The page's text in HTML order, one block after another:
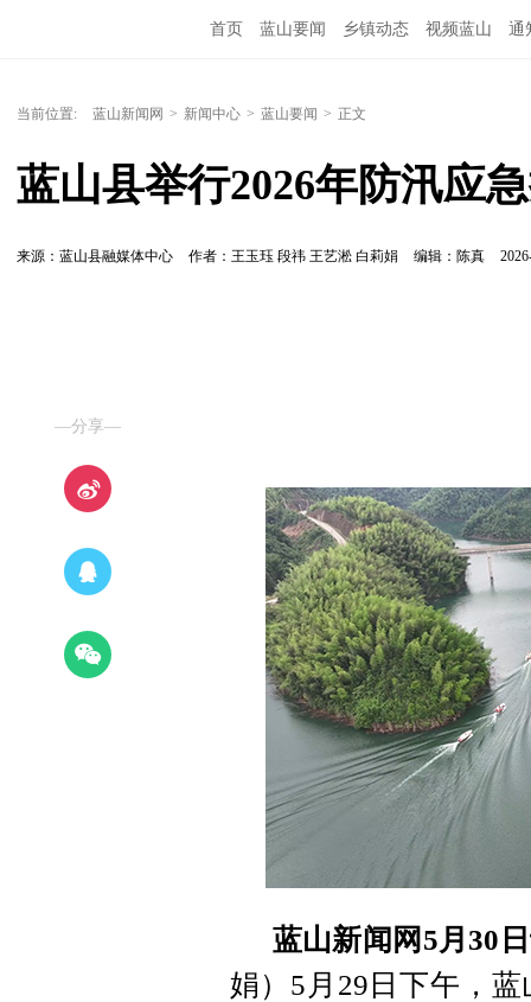
首页 蓝山要闻 乡镇动态 视频蓝山 通
当前位置: 蓝山新闻网 > 新闻中心 > 蓝山要闻 > 正文
蓝山县举行2026年防汛应
来源：蓝山县融媒体中心 作者：王玉珏 段祎 王艺淞 白莉娟 编辑：陈真
—分享—
蓝山新闻网5月30
娟）5月29日下午，